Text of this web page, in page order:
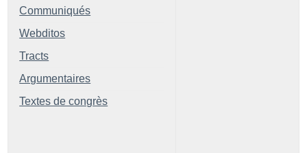
Communiqués
Webditos
Tracts
Argumentaires
Textes de congrès